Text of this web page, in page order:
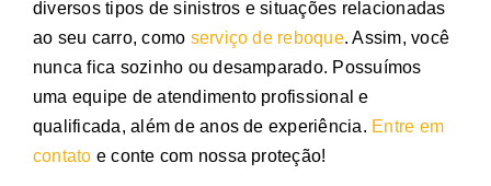
diversos tipos de sinistros e situações relacionadas
ao seu carro, como serviço de reboque. Assim, você
nunca fica sozinho ou desamparado. Possuímos
uma equipe de atendimento profissional e
qualificada, além de anos de experiência. Entre em
contato e conte com nossa proteção!